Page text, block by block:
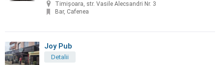
Timișoara, str. Vasile Alecsandri Nr. 3
Bar, Cafenea
Joy Pub
Detalii